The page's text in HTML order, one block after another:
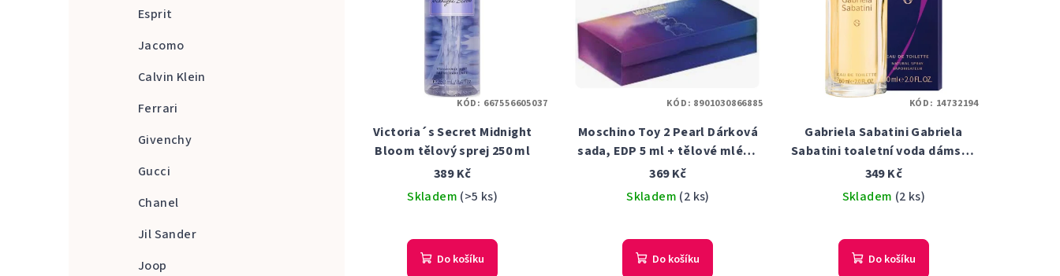
Esprit
Jacomo
Calvin Klein
Ferrari
Givenchy
Gucci
Chanel
Jil Sander
Joop
Victoria´s Secret Midnight
Bloom tělový sprej 250 ml
389 Kč
Skladem (>5 ks)
Do košíku
KÓD: 667556605037
Moschino Toy 2 Pearl Dárková
sada, EDP 5 ml + tělové mléko
25 ml + Sprchový gel 25 ml
369 Kč
Skladem (2 ks)
Do košíku
KÓD: 8901030866885
Gabriela Sabatini Gabriela
Sabatini toaletní voda dámská
60 ml
349 Kč
Skladem (2 ks)
Do košíku
KÓD: 14732194